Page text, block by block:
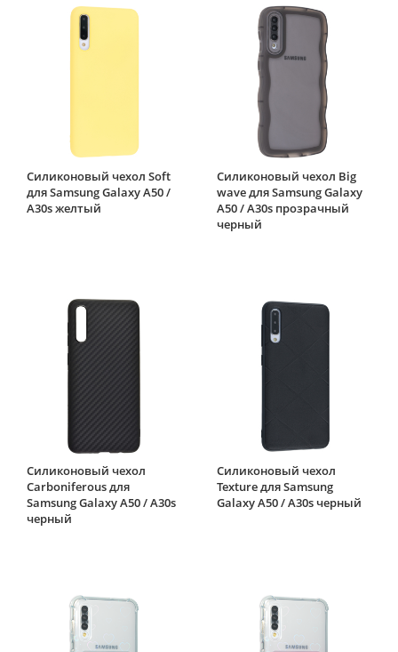
Силиконовый чехол Soft
для Samsung Galaxy A50 /
A30s желтый
Силиконовый чехол Big
wave для Samsung Galaxy
A50 / A30s прозрачный
черный
Силиконовый чехол
Carboniferous для
Samsung Galaxy A50 / A30s
черный
Силиконовый чехол
Texture для Samsung
Galaxy A50 / A30s черный